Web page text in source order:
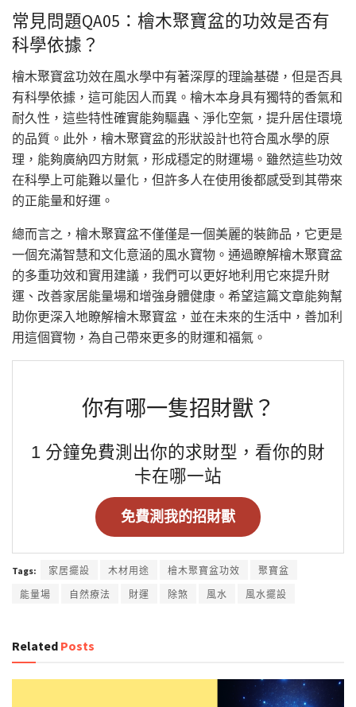
常見問題QA05：檜木聚寶盆的功效是否有
科學依據？
檜木聚寶盆功效在風水學中有著深厚的理論基礎，但是否具
有科學依據，這可能因人而異。檜木本身具有獨特的香氣和
耐久性，這些特性確實能夠驅蟲、淨化空氣，提升居住環境
的品質。此外，檜木聚寶盆的形狀設計也符合風水學的原
理，能夠廣納四方財氣，形成穩定的財運場。雖然這些功效
在科學上可能難以量化，但許多人在使用後都感受到其帶來
的正能量和好運。
總而言之，檜木聚寶盆不僅僅是一個美麗的裝飾品，它更是
一個充滿智慧和文化意涵的風水寶物。通過瞭解檜木聚寶盆
的多重功效和實用建議，我們可以更好地利用它來提升財
運、改善家居能量場和增強身體健康。希望這篇文章能夠幫
助你更深入地瞭解檜木聚寶盆，並在未來的生活中，善加利
用這個寶物，為自己帶來更多的財運和福氣。
你有哪一隻招財獸？
1 分鐘免費測出你的求財型，看你的財
卡在哪一站
免費測我的招財獸
Tags: 家居擺設 木材用途 檜木聚寶盆功效
聚寶盆
能量場
自然療法 財運 除煞 風水 風水擺設
Related Posts